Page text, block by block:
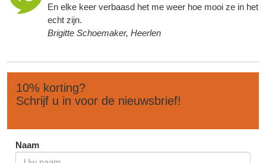
En elke keer verbaasd het me weer hoe mooi ze in het
echt zijn.
Brigitte Schoemaker, Heerlen
10% korting?
Schrijf u in voor de nieuwsbrief!
Naam